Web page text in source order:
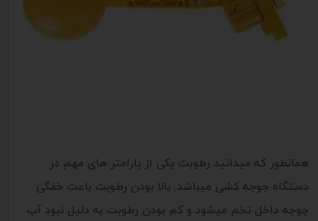
همانطور که میدانید رطوبت یکی از پارامتر های مهم در
دستگاه جوجه کشی میباشد. بالا بودن رطوبت باعث خفگی
جوجه داخل تخم میشود و کم بودن رطوبت به دلیل نبود آب